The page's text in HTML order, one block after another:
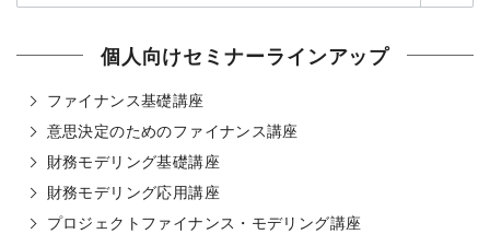
個人向けセミナーラインアップ
ファイナンス基礎講座
意思決定のためのファイナンス講座
財務モデリング基礎講座
財務モデリング応用講座
プロジェクトファイナンス・モデリング講座